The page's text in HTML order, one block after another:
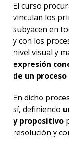
El curso
vinculan los
subyacen en
y con los
nivel visual y
expresión
de un
En dicho
sí, definiendo
y propositivo
resolución y